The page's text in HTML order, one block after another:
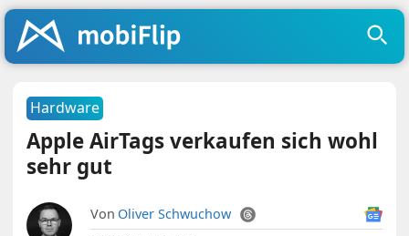
Hardware
Apple AirTags verkaufen sich wohl
sehr gut
Von Oliver Schwuchow